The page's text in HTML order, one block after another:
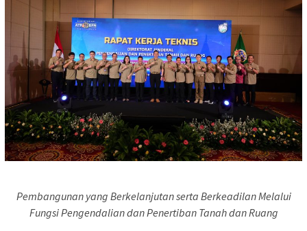
Pembangunan yang Berkelanjutan serta Berkeadilan Melalui
Fungsi Pengendalian dan Penertiban Tanah dan Ruang